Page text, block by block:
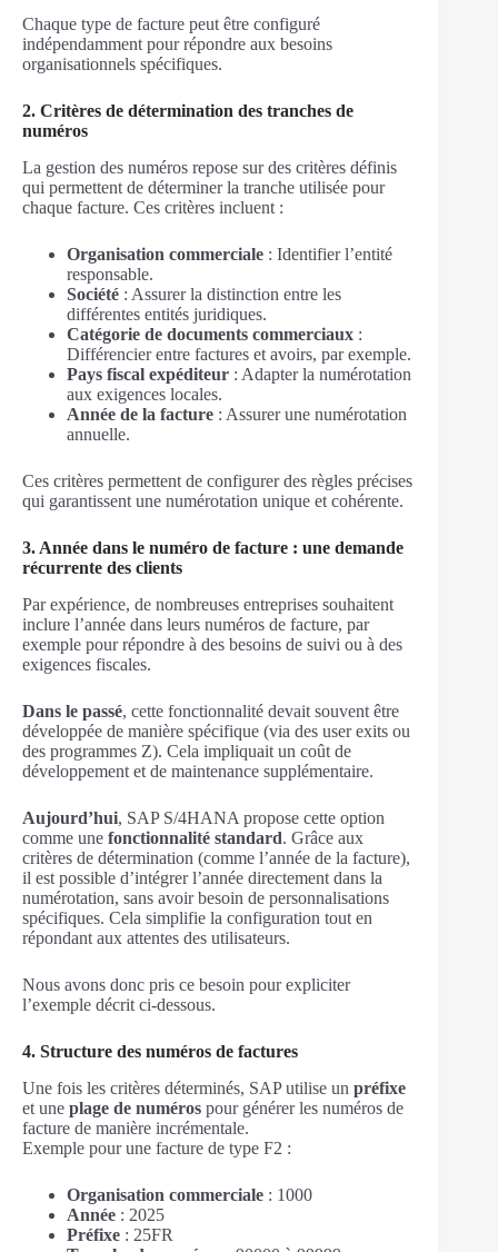
Chaque type de facture peut être configuré
indépendamment pour répondre aux besoins
organisationnels spécifiques.
2. Critères de détermination des tranches de
numéros
La gestion des numéros repose sur des critères définis
qui permettent de déterminer la tranche utilisée pour
chaque facture. Ces critères incluent :
Organisation commerciale : Identifier l’entité
responsable.
Société : Assurer la distinction entre les
différentes entités juridiques.
Catégorie de documents commerciaux :
Différencier entre factures et avoirs, par exemple.
Pays fiscal expéditeur : Adapter la numérotation
aux exigences locales.
Année de la facture : Assurer une numérotation
annuelle.
Ces critères permettent de configurer des règles précises
qui garantissent une numérotation unique et cohérente.
3. Année dans le numéro de facture : une demande
récurrente des clients
Par expérience, de nombreuses entreprises souhaitent
inclure l’année dans leurs numéros de facture, par
exemple pour répondre à des besoins de suivi ou à des
exigences fiscales.
Dans le passé, cette fonctionnalité devait souvent être
développée de manière spécifique (via des user exits ou
des programmes Z). Cela impliquait un coût de
développement et de maintenance supplémentaire.
Aujourd’hui, SAP S/4HANA propose cette option
comme une fonctionnalité standard. Grâce aux
critères de détermination (comme l’année de la facture),
il est possible d’intégrer l’année directement dans la
numérotation, sans avoir besoin de personnalisations
spécifiques. Cela simplifie la configuration tout en
répondant aux attentes des utilisateurs.
Nous avons donc pris ce besoin pour expliciter
l’exemple décrit ci-dessous.
4. Structure des numéros de factures
Une fois les critères déterminés, SAP utilise un préfixe
et une plage de numéros pour générer les numéros de
facture de manière incrémentale.
Exemple pour une facture de type F2 :
Organisation commerciale : 1000
Année : 2025
Préfixe : 25FR